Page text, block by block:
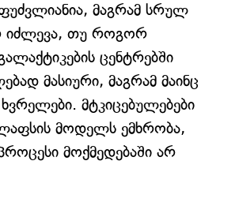
მაგრამ სრულ
იძლევა, თუ როგორ
ცენტრებში
მასიური, მაგრამ მაინც
ხვრელები. მტკიცებულებები
მოდელს ემხრობა,
მოქმედებაში არ